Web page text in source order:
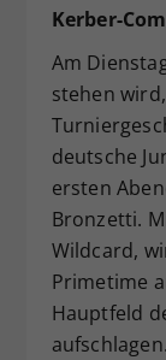
Kerber-
Am
stehen
deutsche
ersten
Bronzetti.
Wildcard,
Primetime
Hauptfeld